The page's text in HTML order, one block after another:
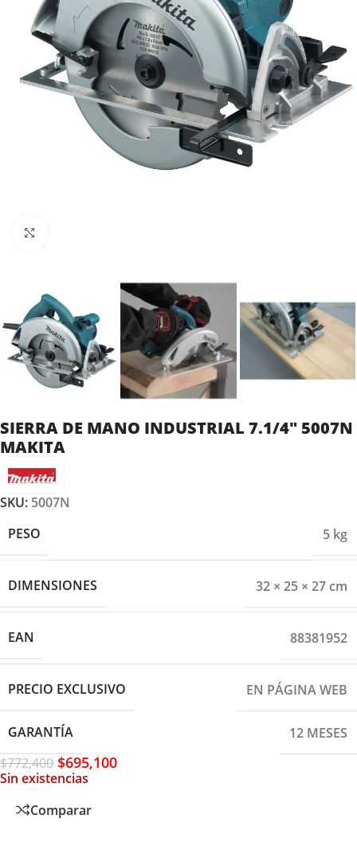
SIERRA DE MANO INDUSTRIAL 7.1/4″ 5007N
MAKITA
SKU: 5007N
PESO
5 kg
DIMENSIONES 32 × 25 × 27 cm
EAN 88381952
PRECIO EXCLUSIVO EN PÁGINA WEB
GARANTÍA
12 MESES
$772,400 $695,100
Sin existencias
Comparar